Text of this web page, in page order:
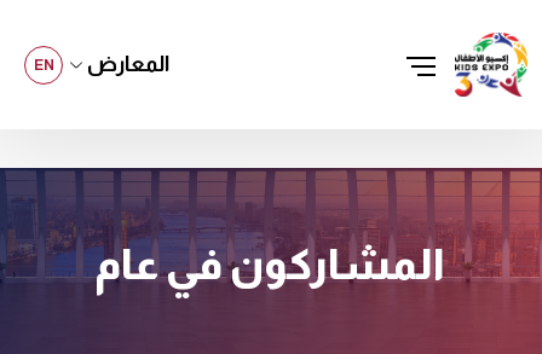
المعارض EN
المشاركون في عام